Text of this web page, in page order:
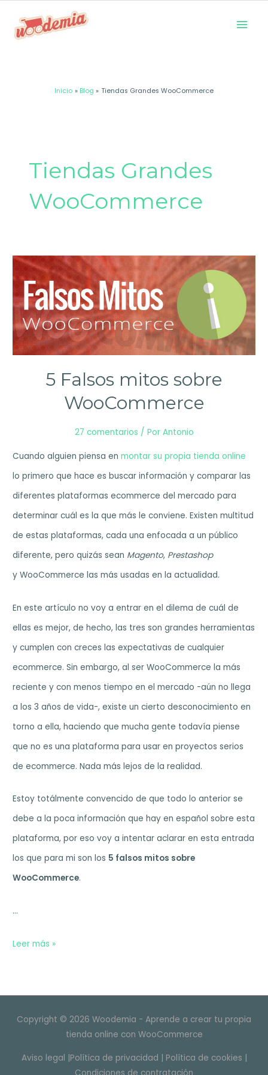
Inicio Blog Tiendas Grandes WooCommerce
Tiendas Grandes
WooCommerce
5 Falsos mitos sobre
WooCommerce
27 comentarios / Por Antonio
Cuando alguien piensa enmontar su propia tienda online
lo primero que hace es buscar información y comparar las
diferentes plataformas ecommerce del mercado para
determinar cuál es la que más le conviene. Existen multitud
de estas plataformas, cada una enfocada a un público
diferente, pero quizás sean Magento, Prestashop
y WooCommerce las más usadas en la actualidad.
En este artículo no voy a entrar en el dilema de cuál de
ellas es mejor, de hecho, las tres son grandes herramientas
y cumplen con creces las expectativas de cualquier
ecommerce. Sin embargo, al ser WooCommerce la más
reciente y con menos tiempo en el mercado -aún no llega
a los 3 años de vida-, existe un cierto desconocimiento en
torno a ella, haciendo que mucha gente todavía piense
que no es una plataforma para usar en proyectos serios
de ecommerce. Nada más lejos de la realidad.
Estoy totálmente convencido de que todo lo anterior se
debe a la poca información que hay en español sobre esta
plataforma, por eso voy a intentar aclarar en esta entrada
los que para mi son los 5 falsos mitos sobre
WooCommerce.
…
5
WooCommerce
Leer más »
Copyright © 2026 Woodemia - Aprende a crear tu propia
tienda online con WooCommerce
Aviso legal |Política de privacidad | Política de cookies |
Condiciones de contratación